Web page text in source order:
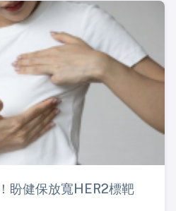
盼健保放寬HER2標靶